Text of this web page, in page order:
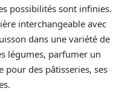
possibilités sont infinies.
interchangeable avec
dans une variété de
légumes, parfumer un
pour des pâtisseries, ses